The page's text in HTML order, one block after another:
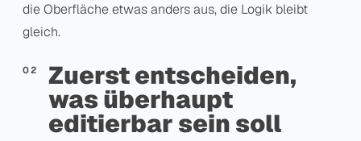
die Oberfläche etwas anders aus, die Logik bleibt
gleich.
Zuerst entscheiden,
was überhaupt
editierbar sein soll